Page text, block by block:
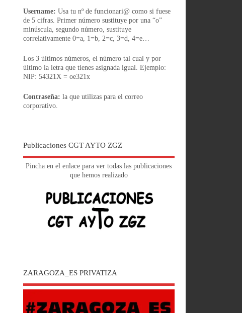
Username: Usa tu nº de funcionari@ como si fuese
de 5 cifras. Primer número sustituye por una “o”
minúscula, segundo número, sustituye
correlativamente 0=a, 1=b, 2=c, 3=d, 4=e…
Los 3 últimos números, el número tal cual y por
último la letra que tienes asignada igual. Ejemplo:
NIP: 54321X = oe321x
Contraseña: la que utilizas para el correo
corporativo.
Publicaciones CGT AYTO ZGZ
Pincha en el enlace para ver todas las publicaciones
que hemos realizado
ZARAGOZA_ES PRIVATIZA